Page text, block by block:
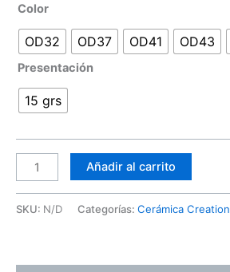
Color
OD32 OD37 OD41 OD43
Presentación
15 grs
Añadir al carrito
SKU: N/D Categorías: Cerámica Creation